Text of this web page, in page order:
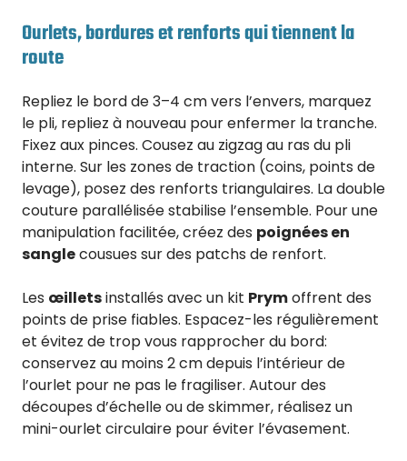
Ourlets, bordures et renforts qui tiennent la
route
Repliez le bord de 3–4 cm vers l’envers, marquez
le pli, repliez à nouveau pour enfermer la tranche.
Fixez aux pinces. Cousez au zigzag au ras du pli
interne. Sur les zones de traction (coins, points de
levage), posez des renforts triangulaires. La double
couture parallélisée stabilise l’ensemble. Pour une
manipulation facilitée, créez des poignées en
sanglecousues sur des patchs de renfort.
Les œilletsinstallés avec un kit Prymoffrent des
points de prise fiables. Espacez-les régulièrement
et évitez de trop vous rapprocher du bord:
conservez au moins 2 cm depuis l’intérieur de
l’ourlet pour ne pas le fragiliser. Autour des
découpes d’échelle ou de skimmer, réalisez un
mini-ourlet circulaire pour éviter l’évasement.